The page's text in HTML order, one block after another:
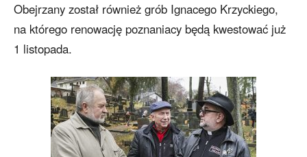
Obejrzany został również grób Ignacego Krzyckiego,
na którego renowację poznaniacy będą kwestować już
1 listopada.